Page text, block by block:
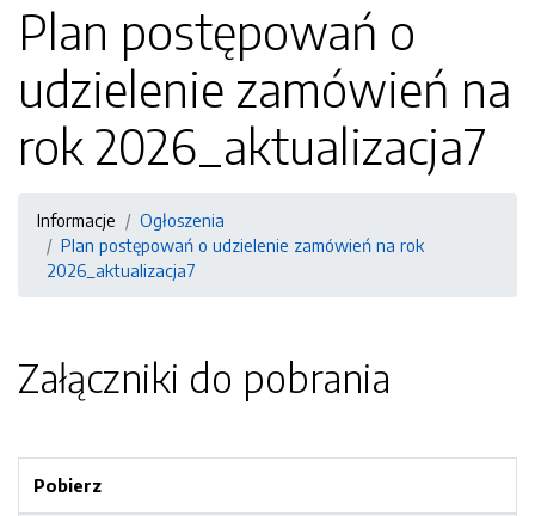
Plan postępowań o
udzielenie zamówień na
rok 2026_aktualizacja7
Informacje
Ogłoszenia
Plan postępowań o udzielenie zamówień na rok
2026_aktualizacja7
Załączniki do pobrania
Pobierz